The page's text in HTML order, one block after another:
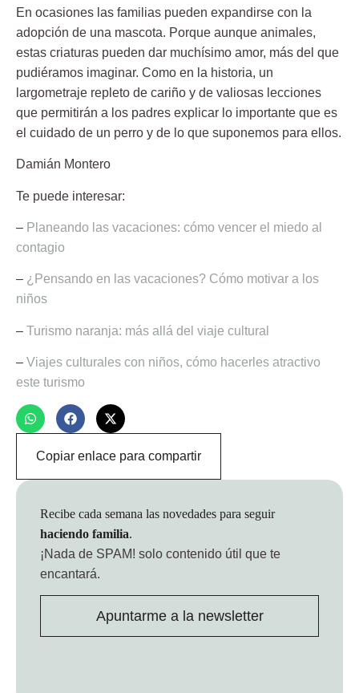
En ocasiones las familias pueden expandirse con la
adopción de una mascota. Porque aunque animales,
estas criaturas pueden dar muchísimo amor, más del que
pudiéramos imaginar. Como en la historia, un
largometraje repleto de cariño y de valiosas lecciones
que permitirán a los padres explicar lo importante que es
el cuidado de un perro y de lo que suponemos para ellos.
Damián Montero
Te puede interesar:
– Planeando las vacaciones: cómo vencer el miedo al
contagio
– ¿Pensando en las vacaciones? Cómo motivar a los
niños
– Turismo naranja: más allá del viaje cultural
– Viajes culturales con niños, cómo hacerles atractivo
este turismo
Copiar enlace para compartir
Recibe cada semana las novedades para seguir
haciendo familia.
¡Nada de SPAM! solo contenido útil que te
encantará.
Apuntarme a la newsletter